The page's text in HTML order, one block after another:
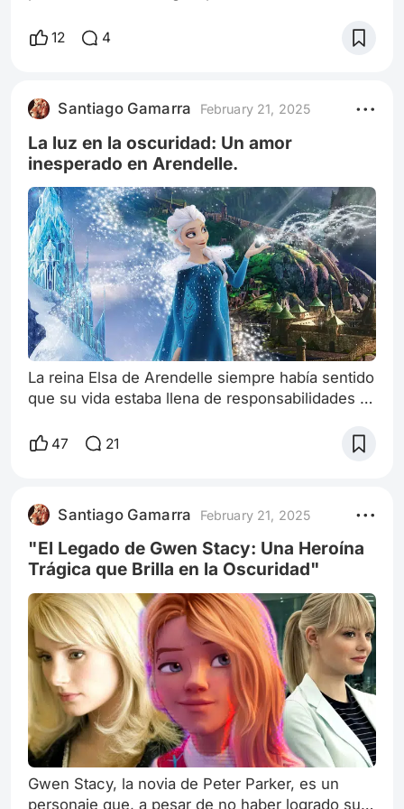
películas basadas en la serie de libros de J.K.
descubre que es un mago y comienza a asistir a
la Escuela de Magia y Hechicería de Hogwarts.
La Estación de King's Cross es un
12 4
Santiago Gamarra February 21, 2025
La luz en la oscuridad: Un amor
inesperado en Arendelle.
La reina Elsa de Arendelle siempre había sentido
que su vida estaba llena de responsabilidades y
había tenido que aprender a controlarlos y a vivir
Hans, Elsa se sintió más sola que nunca.
Mientras tanto, en un rincón de la ciudad, un
joven llamado Ryder estaba luc
47 21
Santiago Gamarra February 21, 2025
"El Legado de Gwen Stacy: Una Heroína
Trágica que Brilla en la Oscuridad"
Gwen Stacy, la novia de Peter Parker, es un
personaje que, a pesar de no haber logrado su